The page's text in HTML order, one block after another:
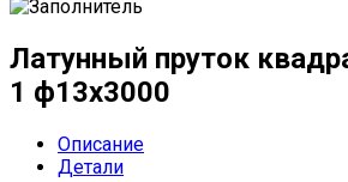
Латунный пруток
1 ф13х3000
Описание
Детали